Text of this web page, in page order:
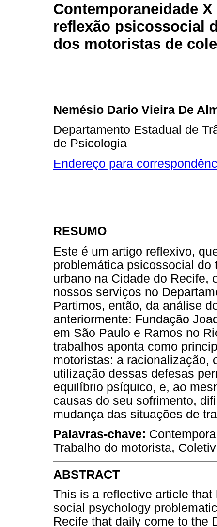
Contemporaneidade
reflexão psicossocial
dos motoristas de
Nemésio Dario Vieira De
Departamento Estadual de
de Psicologia
Endereço para
RESUMO
Este é um artigo reflexivo,
problemática psicossocial
urbano na Cidade do Recife,
nossos serviços no
Partimos, então, da análise
anteriormente: Fundação
em São Paulo e Ramos no
trabalhos aponta como
motoristas: a racionalização,
utilização dessas defesas
equilíbrio psíquico, e, ao
causas do seu sofrimento,
mudança das situações de
Palavras-chave:
Trabalho do motorista,
ABSTRACT
This is a reflective article
social psychology
Recife that daily come to the